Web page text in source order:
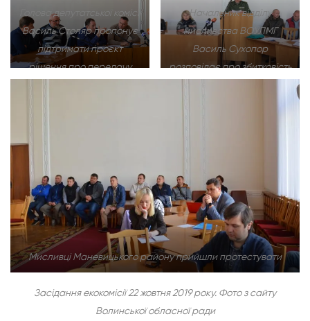
Голова депутатської комісії
Василь Столяр пропонує
підтримати проєкт
рішення про передачу
Начальник відділу
мисливства ВОУЛМГ
Василь Сухопор
розповідає про збитковість
Мисливці Маневицького району прийшли протестувати
Засідання екокомісії 22 жовтня 2019 року. Фото з сайту
Волинської обласної ради